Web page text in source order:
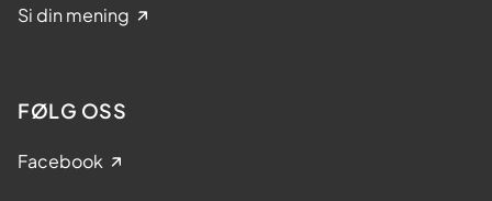
Si din mening
FØLG OSS
Facebook